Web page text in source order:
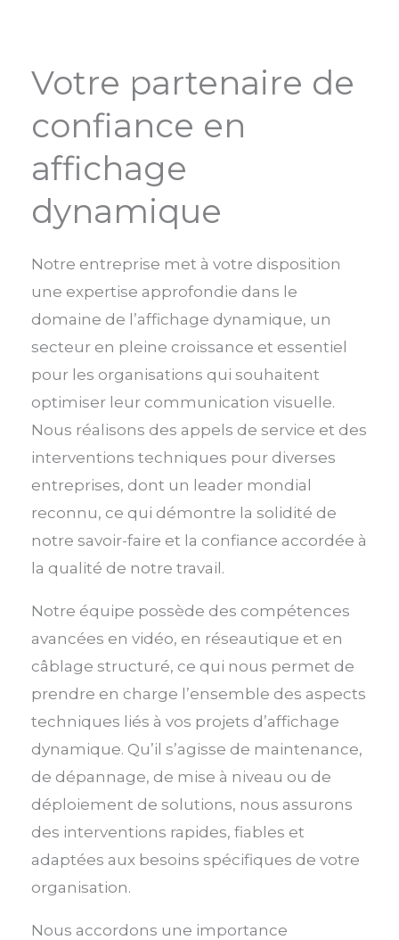
Votre partenaire de
confiance en
affichage
dynamique
Notre entreprise met à votre disposition
une expertise approfondie dans le
domaine de l’affichage dynamique, un
secteur en pleine croissance et essentiel
pour les organisations qui souhaitent
optimiser leur communication visuelle.
Nous réalisons des appels de service et des
interventions techniques pour diverses
entreprises, dont un leader mondial
reconnu, ce qui démontre la solidité de
notre savoir-faire et la confiance accordée à
la qualité de notre travail.
Notre équipe possède des compétences
avancées en vidéo, en réseautique et en
câblage structuré, ce qui nous permet de
prendre en charge l’ensemble des aspects
techniques liés à vos projets d’affichage
dynamique. Qu’il s’agisse de maintenance,
de dépannage, de mise à niveau ou de
déploiement de solutions, nous assurons
des interventions rapides, fiables et
adaptées aux besoins spécifiques de votre
organisation.
Nous accordons une importance